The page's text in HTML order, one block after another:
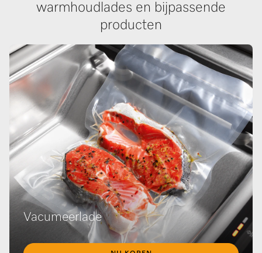
warmhoudlades en bijpassende
producten
Vacumeerlade